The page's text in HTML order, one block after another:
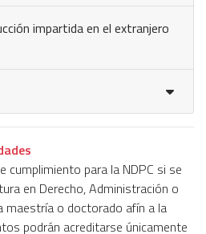
impartida en el extranjero
cumplimiento para la NDPC si se
en Derecho, Administración o
maestría o doctorado afín a la
podrán acreditarse únicamente